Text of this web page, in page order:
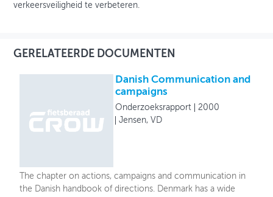
verkeersveiligheid te verbeteren.
GERELATEERDE DOCUMENTEN
Danish Communication and
campaigns
Onderzoeksrapport
2000
Jensen, VD
The chapter on actions, campaigns and communication in
the Danish handbook of directions. Denmark has a wide